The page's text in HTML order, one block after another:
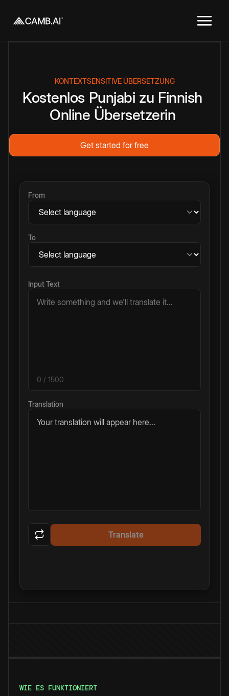
KONTEXTSENSITIVE ÜBERSETZUNG
Kostenlos Punjabi zu Finnish
Online Übersetzerin
Get started for free
From
To
Input Text
0 / 1500
Translation
Your translation will appear here...
Translate
WIE ES FUNKTIONIERT